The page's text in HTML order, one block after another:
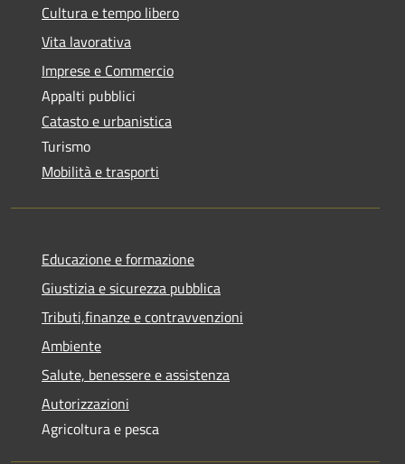
Cultura e tempo libero
Vita lavorativa
Imprese e Commercio
Appalti pubblici
Catasto e urbanistica
Turismo
Mobilità e trasporti
Educazione e formazione
Giustizia e sicurezza pubblica
Tributi,finanze e contravvenzioni
Ambiente
Salute, benessere e assistenza
Autorizzazioni
Agricoltura e pesca